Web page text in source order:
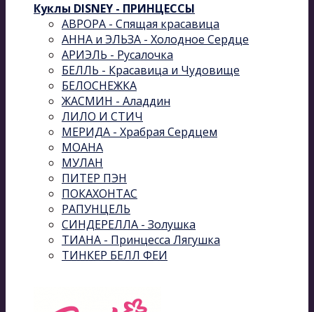
Куклы DISNEY - ПРИНЦЕССЫ
АВРОРА - Спящая красавица
АННА и ЭЛЬЗА - Холодное Сердце
АРИЭЛЬ - Русалочка
БЕЛЛЬ - Красавица и Чудовище
БЕЛОСНЕЖКА
ЖАСМИН - Аладдин
ЛИЛО И СТИЧ
МЕРИДА - Храбрая Сердцем
МОАНА
МУЛАН
ПИТЕР ПЭН
ПОКАХОНТАС
РАПУНЦЕЛЬ
СИНДЕРЕЛЛА - Золушка
ТИАНА - Принцесса Лягушка
ТИНКЕР БЕЛЛ ФЕИ